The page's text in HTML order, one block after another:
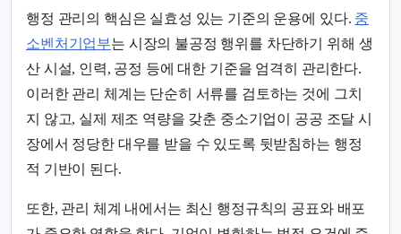
행정 관리의 핵심은 실효성 있는 기준의 운용에 있다. 중
소벤처기업부는 시장의 불공정 행위를 차단하기 위해 생
산 시설, 인력, 공정 등에 대한 기준을 엄격히 관리한다.
이러한 관리 체계는 단순히 서류를 검토하는 것에 그치
지 않고, 실제 제조 역량을 갖춘 중소기업이 공공 조달 시
장에서 정당한 대우를 받을 수 있도록 뒷받침하는 행정
적 기반이 된다.
또한, 관리 체계 내에서는 최신 행정규칙의 공표와 배포